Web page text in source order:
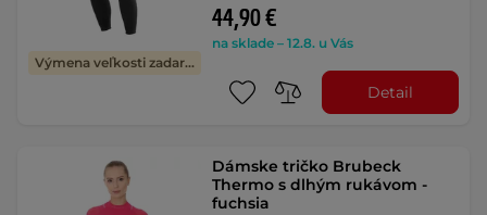
Výmena veľkosti zadarmo
44,90 €
na sklade – 12.8. u Vás
Detail
Dámske tričko Brubeck
Thermo s dlhým rukávom -
fuchsia